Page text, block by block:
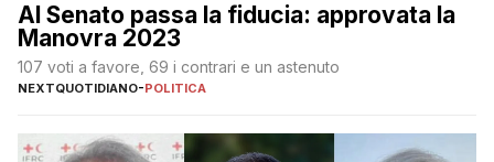
Al Senato passa la fiducia: approvata la
Manovra 2023
107 voti a favore, 69 i contrari e un astenuto
NEXTQUOTIDIANO-POLITICA